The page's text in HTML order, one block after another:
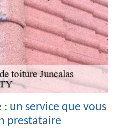
un service que vous
prestataire